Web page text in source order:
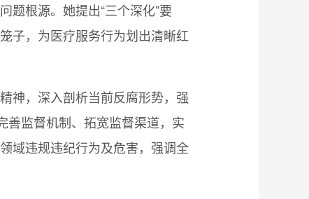
题根源。她提出“三个深化”要
子，为医疗服务行为划出清晰红
神，深入剖析当前反腐形势，强
善监督机制、拓宽监督渠道，实
域违规违纪行为及危害，强调全